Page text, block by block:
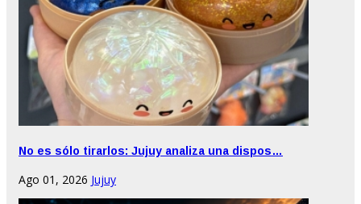
No es sólo tirarlos: Jujuy analiza una dispos…
Ago 01, 2026 Jujuy